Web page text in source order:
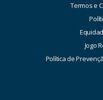
Termos e
Jogo
Política de